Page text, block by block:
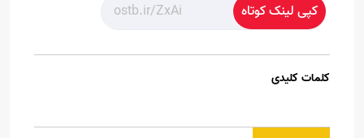
کپی لینک کوتاه
کلمات کلیدی